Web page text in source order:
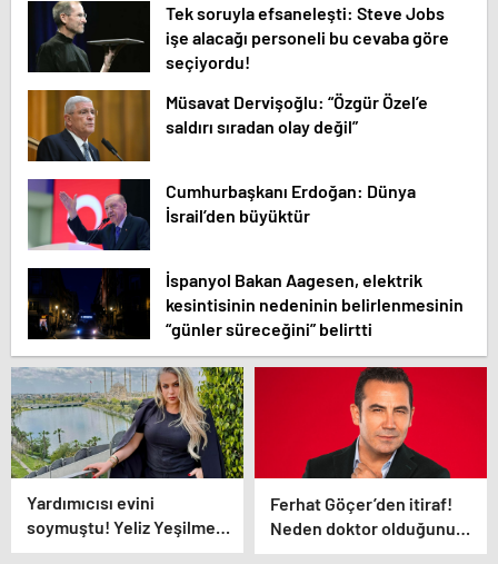
Tek soruyla efsaneleşti: Steve Jobs
işe alacağı personeli bu cevaba göre
seçiyordu!
Müsavat Dervişoğlu: “Özgür Özel’e
saldırı sıradan olay değil”
Cumhurbaşkanı Erdoğan: Dünya
İsrail’den büyüktür
İspanyol Bakan Aagesen, elektrik
kesintisinin nedeninin belirlenmesinin
“günler süreceğini” belirtti
Yardımıcısı evini
soymuştu! Yeliz Yeşilmen
isyan etti
Ferhat Göçer’den itiraf!
Neden doktor olduğunu
açıkladı